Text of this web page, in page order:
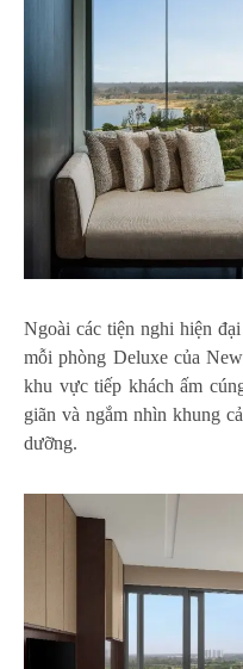
Ngoài các tiện nghi hiện
mỗi phòng Deluxe của
khu vực tiếp khách ấm
giãn và ngắm nhìn khung
dưỡng.